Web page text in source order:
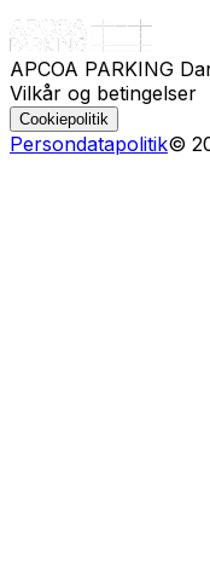
APCOA PARKING
Vilkår og betingelser
Cookiepolitik
Persondatapolitik©